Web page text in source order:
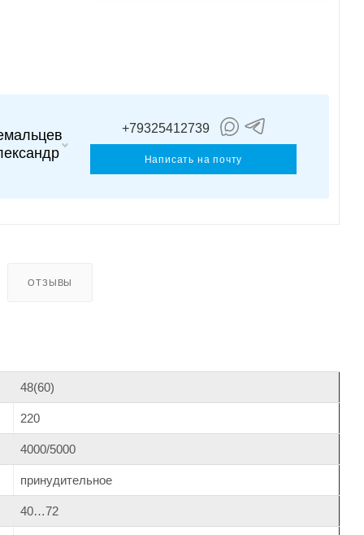
+79325412739
Написать на почту
ОТЗЫВЫ
48(60)
220
4000/5000
принудительное
40…72